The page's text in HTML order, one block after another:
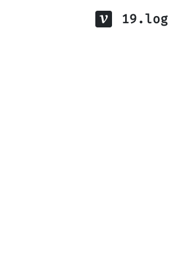
19.log